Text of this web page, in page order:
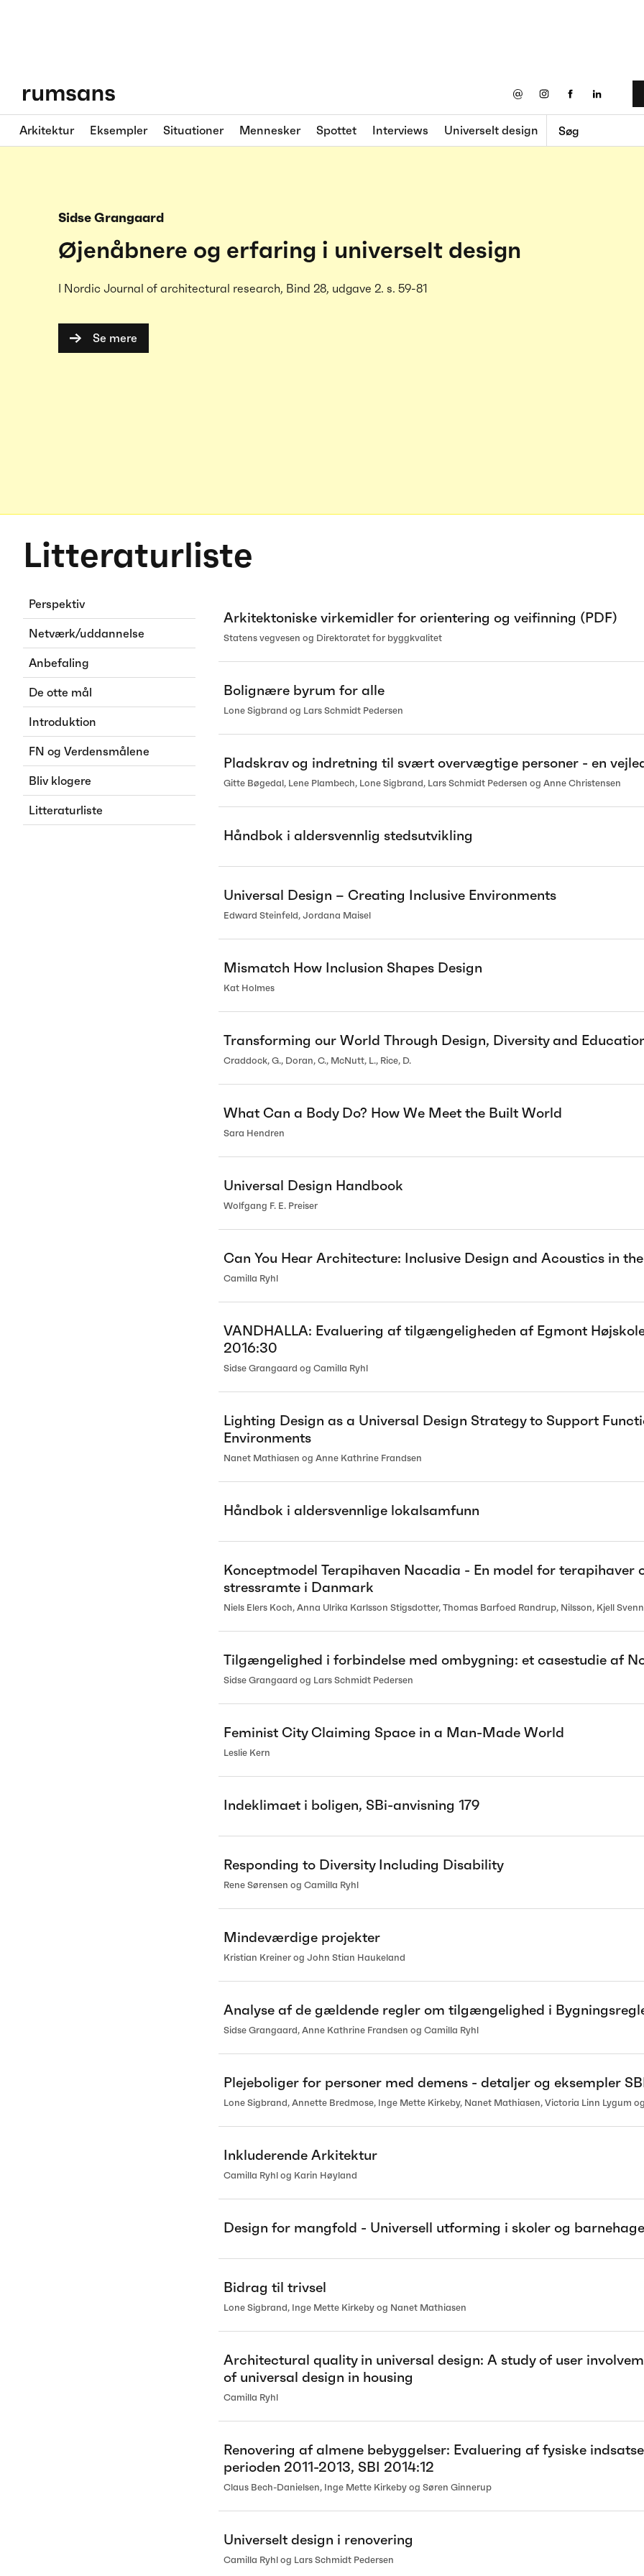
@
Arkitektur Eksempler Situationer Mennesker Spottet Interviews Universelt design
Sidse Grangaard
Øjenåbnere og erfaring i universelt design
I Nordic Journal of architectural research, Bind 28, udgave 2. s. 59-81
Se mere
Litteraturliste
Perspektiv
Netværk/uddannelse
Anbefaling
De otte mål
Introduktion
FN og Verdensmålene
Bliv klogere
Litteraturliste
Arkitektoniske virkemidler for orientering og veifinning (PDF)
Statens vegvesen og Direktoratet for byggkvalitet
Bolignære byrum for alle
Lone Sigbrand og Lars Schmidt Pedersen
Pladskrav og indretning til svært overvægtige personer - en
Gitte Bøgedal, Lene Plambech, Lone Sigbrand, Lars Schmidt Pedersen og Anne Christensen
Håndbok i aldersvennlig stedsutvikling
Universal Design – Creating Inclusive Environments
Edward Steinfeld, Jordana Maisel
Mismatch How Inclusion Shapes Design
Kat Holmes
Transforming our World Through Design, Diversity and
Craddock, G., Doran, C., McNutt, L., Rice, D.
What Can a Body Do? How We Meet the Built World
Sara Hendren
Universal Design Handbook
Wolfgang F. E. Preiser
Can You Hear Architecture: Inclusive Design and Acoustics in
Camilla Ryhl
VANDHALLA: Evaluering af tilgængeligheden af Egmont
2016:30
Sidse Grangaard og Camilla Ryhl
Lighting Design as a Universal Design Strategy to Support
Environments
Nanet Mathiasen og Anne Kathrine Frandsen
Håndbok i aldersvennlige lokalsamfunn
Konceptmodel Terapihaven Nacadia - En model for terapihaver
stressramte i Danmark
Niels Elers Koch, Anna Ulrika Karlsson Stigsdotter, Thomas Barfoed Randrup, Nilsson, Kjell
Tilgængelighed i forbindelse med ombygning: et casestudie af
Sidse Grangaard og Lars Schmidt Pedersen
Feminist City Claiming Space in a Man-Made World
Leslie Kern
Indeklimaet i boligen, SBi-anvisning 179
Responding to Diversity Including Disability
Rene Sørensen og Camilla Ryhl
Mindeværdige projekter
Kristian Kreiner og John Stian Haukeland
Analyse af de gældende regler om tilgængelighed i
Sidse Grangaard, Anne Kathrine Frandsen og Camilla Ryhl
Plejeboliger for personer med demens - detaljer og eksempler
Lone Sigbrand, Annette Bredmose, Inge Mette Kirkeby, Nanet Mathiasen, Victoria Linn Lygum
Inkluderende Arkitektur
Camilla Ryhl og Karin Høyland
Design for mangfold - Universell utforming i skoler og
Bidrag til trivsel
Lone Sigbrand, Inge Mette Kirkeby og Nanet Mathiasen
Architectural quality in universal design: A study of user
of universal design in housing
Camilla Ryhl
Renovering af almene bebyggelser: Evaluering af fysiske
perioden 2011-2013, SBI 2014:12
Claus Bech-Danielsen, Inge Mette Kirkeby og Søren Ginnerup
Universelt design i renovering
Camilla Ryhl og Lars Schmidt Pedersen